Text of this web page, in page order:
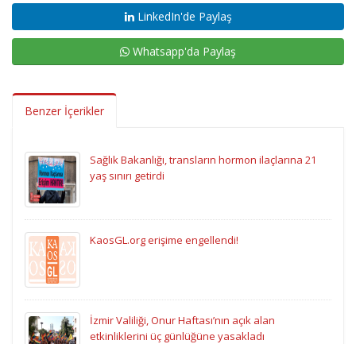
LinkedIn'de Paylaş
Whatsapp'da Paylaş
Benzer İçerikler
Sağlık Bakanlığı, transların hormon ilaçlarına 21
yaş sınırı getirdi
KaosGL.org erişime engellendi!
İzmir Valiliği, Onur Haftası’nın açık alan
etkinliklerini üç günlüğüne yasakladı